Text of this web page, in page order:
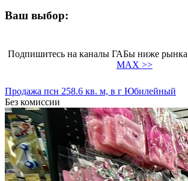
Ваш выбор:
Подпишитесь на каналы ГАБы ниже рынка
MAX >>
Продажа псн 258.6 кв. м, в г Юбилейный
Без комиссии